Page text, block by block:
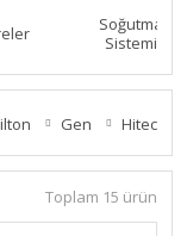
Soğutma
Sistemi
Gen Hitech
Toplam 15 ürün